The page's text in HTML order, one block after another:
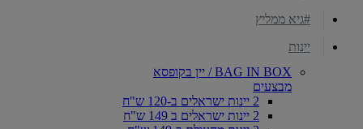
#גיא ממליץ
יינות
BAG IN BOX / יין בקופסא
מבצעים
2 יינות ישראלים ב-120 ש"ח
2 יינות ישראלים ב 149 ש"ח